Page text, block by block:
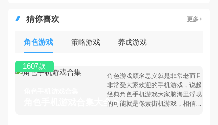
猜你喜欢 更多
角色游戏 策略游戏 养成游戏
角色手机游戏合集大全 >
角色游戏顾名思义就是非常老而且
非常受大家欢迎的手机游戏，说起
经典角色手机游戏大家脑海里浮现
的可能就是像素街机游戏，相信很
1607款